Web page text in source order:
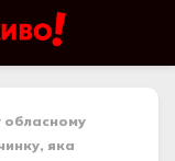
обласному
яка